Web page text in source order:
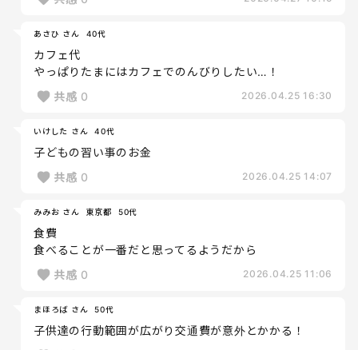
あさひ さん 40代
カフェ代
やっぱりたまにはカフェでのんびりしたい…！
共感 0 2026.04.25 16:30
いけした さん 40代
子どもの習い事のお金
共感 0 2026.04.25 14:07
みみお さん 東京都 50代
食費
食べることが一番だと思ってるようだから
共感 0 2026.04.25 11:06
まほろば さん 50代
子供達の行動範囲が広がり交通費が意外とかかる！